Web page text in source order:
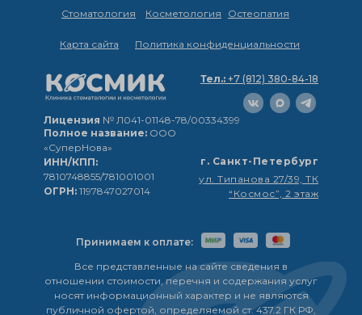
Тел.: +7 (812) 380-84-18
ул. Типанова 27/39, ТК
“Космос”, 2 этаж
г. Санкт-Петербург
Лицензия № Л041-01148-78/00334399
Полное название: ООО
«СуперНова»
ИНН/КПП:
7810748855/781001001
ОГРН: 1197847027014
Все представленные на сайте сведения в
отношении стоимости, перечня и содержания услуг
носят информационный характер и не являются
публичной офертой, определяемой ст. 437.2 ГК РФ,
Стоматология Косметология
Принимаем к оплате:
Остеопатия
Карта сайта Политика конфиденциальности